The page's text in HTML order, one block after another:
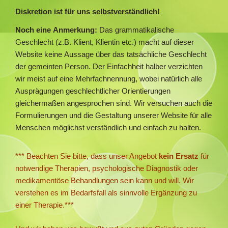
Diskretion ist für uns selbstverständlich!
Noch eine Anmerkung: Das grammatikalische
Geschlecht (z.B. Klient, Klientin etc.) macht auf dieser
Website keine Aussage über das tatsächliche Geschlecht
der gemeinten Person. Der Einfachheit halber verzichten
wir meist auf eine Mehrfachnennung, wobei natürlich alle
Ausprägungen geschlechtlicher Orientierungen
gleichermaßen angesprochen sind. Wir versuchen auch die
Formulierungen und die Gestaltung unserer Website für alle
Menschen möglichst verständlich und einfach zu halten.
*** Beachten Sie bitte, dass unser Angebot kein Ersatz für
notwendige Therapien, psychologische Diagnostik oder
medikamentöse Behandlungen sein kann und will. Wir
verstehen es im Bedarfsfall als sinnvolle Ergänzung zu
einer Therapie.***